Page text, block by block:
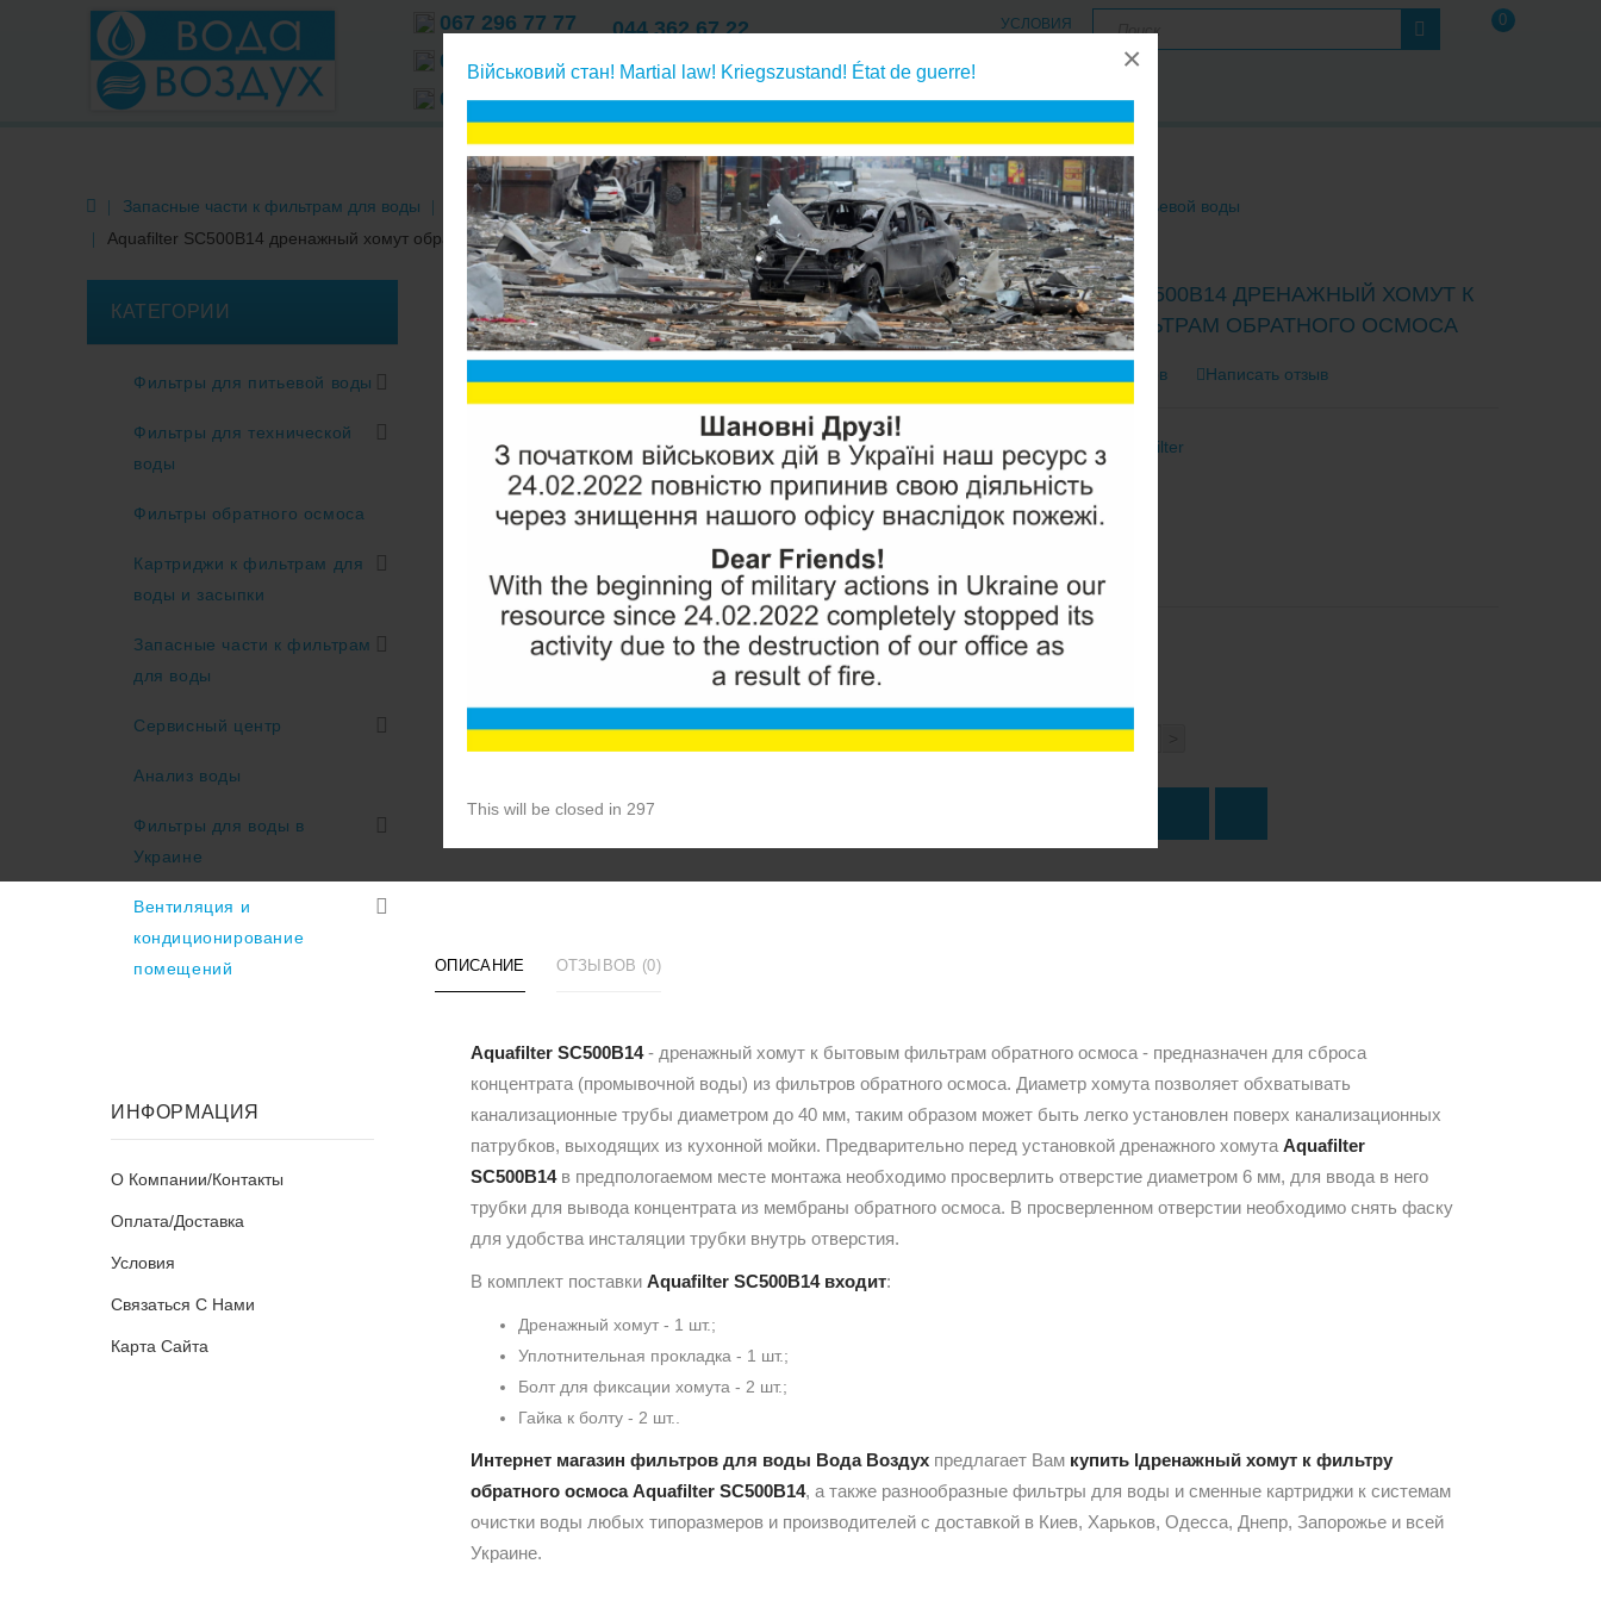
Військовий стан! Martial law! Kriegszustand! État de guerre!
This will be closed in 296
×
О КОМПАНИИ/КОНТАКТЫ
УСЛОВИЯ 0
067 296 77 77
066 296 77 77
063 296 77 77
044 362 67 22
057 762 67 22
Запасные части к фильтрам для воды Фитинги к обратному осмосу, корпуса фильтров
Aquafilter фитинги к фильтрам для питьевой воды
Aquafilter SC500B14 дренажный хомут обратного осмоса
КАТЕГОРИИ
Фильтры для питьевой воды
Фильтры для технической
воды
Фильтры обратного осмоса
Картриджи к фильтрам для
воды и засыпки
Запасные части к фильтрам
для воды
Сервисный центр
Анализ воды
Фильтры для воды в
Украине
Вентиляция и
кондиционирование
помещений
ИНФОРМАЦИЯ
О Компании/Контакты
Оплата/Доставка
Условия
Связаться С Нами
Карта Сайта
Увеличить
AQUAFILTER SC500B14 ДРЕНАЖНЫЙ ХОМУТ К
БЫТОВЫМ ФИЛЬТРАМ ОБРАТНОГО ОСМОСА
0 отзывов Написать отзыв
Производитель: Aquafilter
Модель:SC500B14
Наличие:2-3 Дня
101грн.
ОПИСАНИЕ ОТЗЫВОВ (0)
Aquafilter SC500B14- дренажный хомут к бытовым фильтрам обратного осмоса - предназначен для сброса
концентрата (промывочной воды) из фильтров обратного осмоса. Диаметр хомута позволяет обхватывать
канализационные трубы диаметром до 40 мм, таким образом может быть легко установлен поверх канализационных
патрубков, выходящих из кухонной мойки. Предварительно перед установкой дренажного хомутаAquafilter
SC500B14в предпологаемом месте монтажа необходимо просверлить отверстие диаметром 6 мм, для ввода в него
трубки для вывода концентрата из мембраны обратного осмоса. В просверленном отверстии необходимо снять фаску
для удобства инсталяции трубки внутрь отверстия.
В комплект поставкиAquafilter SC500B14 входит:
Дренажный хомут - 1 шт.;
Уплотнительная прокладка - 1 шт.;
Болт для фиксации хомута - 2 шт.;
Гайка к болту - 2 шт..
Интернет магазин фильтров для воды Вода Воздух предлагает Вам купить lдренажный хомут к фильтру
обратного осмоса Aquafilter SC500B14, а также разнообразные фильтры для воды и сменные картриджи к системам
очистки воды любых типоразмеров и производителей с доставкой в Киев, Харьков, Одесса, Днепр, Запорожье и всей
Украине.